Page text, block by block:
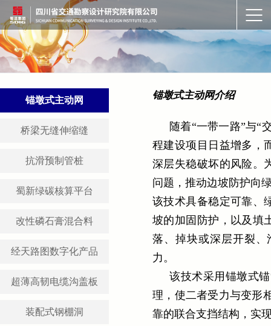
锚墩式主动网
桥梁无缝伸缩缝
抗滑预制管桩
蜀新绿碳核算平台
改性磷石膏混合料
经天路图数字化产品
超薄高韧电缆沟盖板
装配式钢棚洞
锚墩式主动网介绍
随着“一带一路”与“
程建设项目日益增多，
深层失稳破坏的风险。
问题，推动边坡防护向
该技术具备稳定可靠、
坡的加固防护，以及填
落、掉块或深层开裂
力。
该技术采用锚墩式
理，使二者受力与变形
靠的联合支挡结构，实